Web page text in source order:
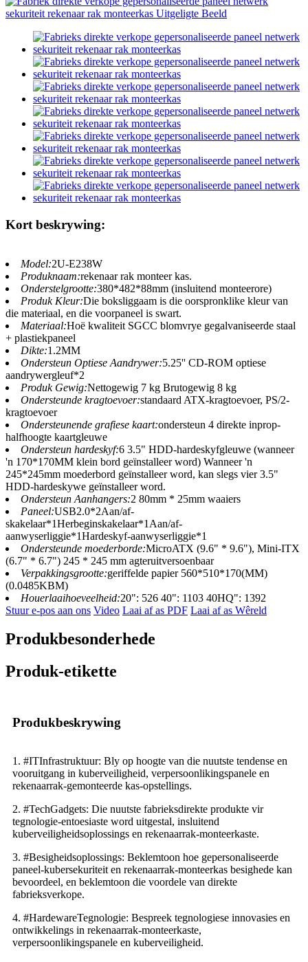
Kort beskrywing:
Model:2U-E238W
Produknaam:rekenaar rak monteer kas.
Onderstelgrootte:380*482*88mm (insluitend monteerore)
Produk Kleur:Die boksliggaam is die oorspronklike kleur van
die materiaal, en die voorpaneel is swart.
Materiaal:Hoë kwaliteit SGCC blomvrye gegalvaniseerde staal
+ plastiekpaneel
Dikte:1.2MM
Ondersteun Optiese Aandrywer:5.25'' CD-ROM optiese
aandrywergleuf*2
Produk Gewig:Nettogewig 7 kg Brutogewig 8 kg
Ondersteunde kragtoevoer:standaard ATX-kragtoevoer, PS/2-
kragtoevoer
Ondersteunende grafiese kaart:ondersteun 4 direkte inprop-
halfhoogte kaartgleuwe
Ondersteun hardeskyf:6 3.5" HDD-hardeskyfgleuwe (wanneer
'n 170*170MM klein bord geïnstalleer word) Wanneer 'n
245*245mm moederbord geïnstalleer word, kan slegs vier 3.5"
HDD-hardeskywe geïnstalleer word.
Ondersteun Aanhangers:2 80mm * 25mm waaiers
Paneel:USB2.0*2Aan/af-
skakelaar*1Herbeginskakelaar*1Aan/af-
aanwyserliggie*1Hardeskyf-aanwyserliggie*1
Ondersteunde moederborde:MicroATX (9.6" * 9.6"), Mini-ITX
(6.7" * 6.7") 245 * 245 mm agteruitversoenbaar
Verpakkingsgrootte:geriffelde papier 560*510*170(MM)
(0.0485KBM)
Houerlaaihoeveelheid:20": 526 40": 1103 40HQ": 1392
Stuur e-pos aan ons Video Laai af as PDF Laai af as Wêreld
Produkbesonderhede
Produk-etikette
Produkbeskrywing
1. #ITInfrastruktuur: Bly op hoogte van die nuutste tendense en
vooruitgang in kuberveiligheid, verpersoonlikingspanele en
rekenaarrak-gemonteerde kas-opstellings.
2. #TechGadgets: Die nuutste fabrieksdirekte produkte vir
tegnologie-entoesiaste word uitgestal, insluitend
kuberveiligheidsoplossings en rekenaarrak-monteerkaste.
3. #Besigheidsoplossings: Beklemtoon hoe gepersonaliseerde
paneel-kubersekuriteit en rekenaarrak-monteerkas besighede kan
bevoordeel, en beklemtoon die voordele van direkte
fabrieksverkope.
4. #HardewareTegnologie: Bespreek tegnologiese innovasies en
ontwikkelings in rekenaarrak-monteerkaste,
verpersoonlikingspanele en kuberveiligheid.